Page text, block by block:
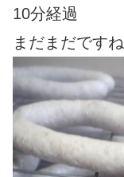
10分経過
まだまだですね